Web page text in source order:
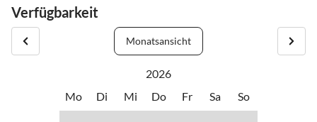
Verfügbarkeit
Monatsansicht
2026
Mo
Di Mi Do Fr Sa So